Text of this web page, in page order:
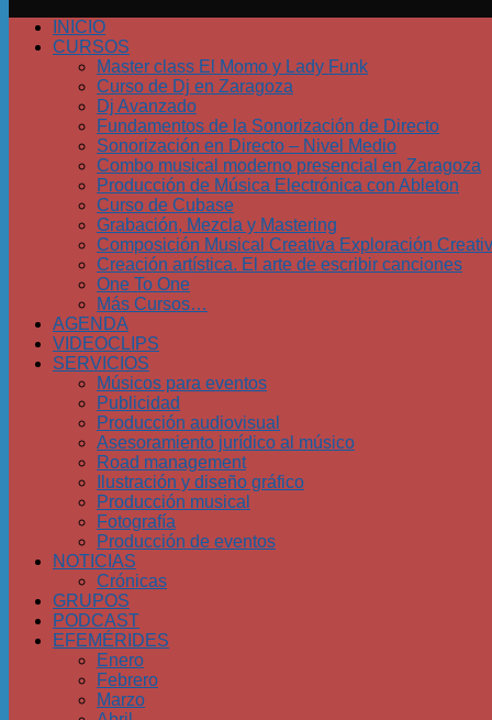
INICIO
CURSOS
Master class El Momo y Lady Funk
Curso de Dj en Zaragoza
Dj Avanzado
Fundamentos de la Sonorización de Directo
Sonorización en Directo – Nivel Medio
Combo musical moderno presencial en Zaragoza
Producción de Música Electrónica con Ableton
Curso de Cubase
Grabación, Mezcla y Mastering
Composición Musical Creativa Exploración
Creación artística. El arte de escribir canciones
One To One
Más Cursos…
AGENDA
VIDEOCLIPS
SERVICIOS
Músicos para eventos
Publicidad
Producción audiovisual
Asesoramiento jurídico al músico
Road management
Ilustración y diseño gráfico
Producción musical
Fotografía
Producción de eventos
NOTICIAS
Crónicas
GRUPOS
PODCAST
EFEMÉRIDES
Enero
Febrero
Marzo